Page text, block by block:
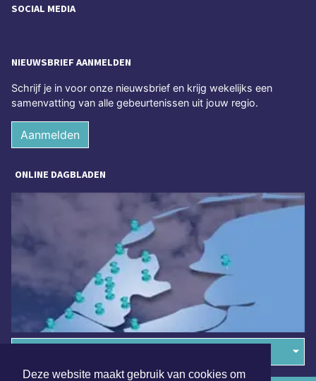
Deze website maakt gebruik van cookies om
SOCIAL MEDIA
NIEUWSBRIEF AANMELDEN
Schrijf je in voor onze nieuwsbrief en krijg wekelijks een
samenvatting van alle gebeurtenissen uit jouw regio.
Aanmelden
ONLINE DAGBLADEN